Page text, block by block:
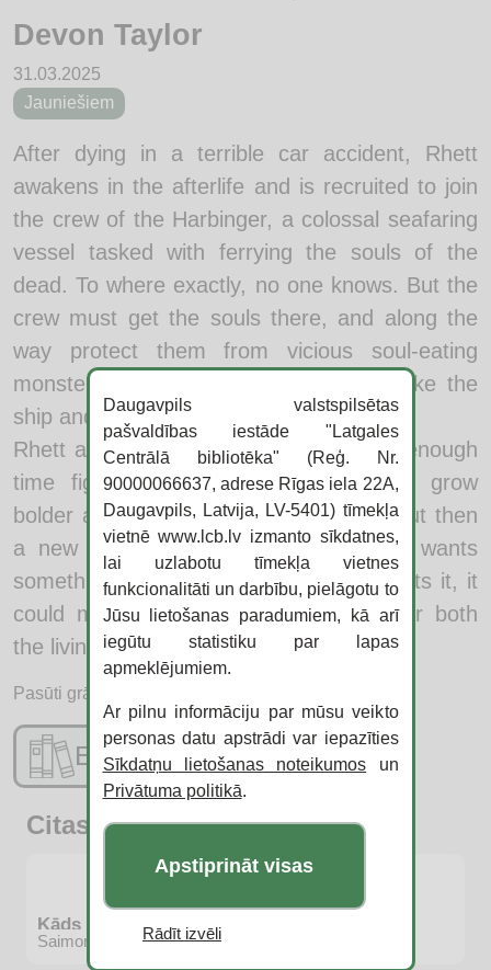
Devon Taylor
31.03.2025
Jauniešiem
After dying in a terrible car accident, Rhett
awakens in the afterlife and is recruited to join
the crew of the Harbinger, a colossal seafaring
vessel tasked with ferrying the souls of the
dead. To where exactly, no one knows. But the
crew must get the souls there, and along the
way protect them from vicious soul-eating
monsters that will stop at nothing to take the
ship and all of its occupants.
Rhett and his new friends have a hard enough
time fighting back the monsters that grow
bolder and more ferocious every day. But then
a new threat emerges, a demon who wants
something that Rhett has. And if she gets it, it
could mean the end of everything… for both
the living and the dead.
Pasūti grāmatu:
E-katalogs
Citas jaunās grāmatas
Kāds ir tavs sapnis?
Saimons Skvibs
Daugavpils valstspilsētas
pašvaldības iestāde "Latgales
Centrālā bibliotēka" (Reģ. Nr.
90000066637, adrese Rīgas iela 22A,
Daugavpils, Latvija, LV-5401) tīmekļa
vietnē www.lcb.lv izmanto sīkdatnes,
lai uzlabotu tīmekļa vietnes
funkcionalitāti un darbību, pielāgotu to
Jūsu lietošanas paradumiem, kā arī
iegūtu statistiku par lapas
apmeklējumiem.
Ar pilnu informāciju par mūsu veikto
personas datu apstrādi var iepazīties
Sīkdatņu lietošanas noteikumos un
Privātuma politikā.
Apstiprināt visas
Rādīt izvēli